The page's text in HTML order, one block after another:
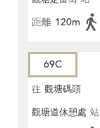
距離 120m
69C
往 觀塘碼頭
觀塘道休憩處 站